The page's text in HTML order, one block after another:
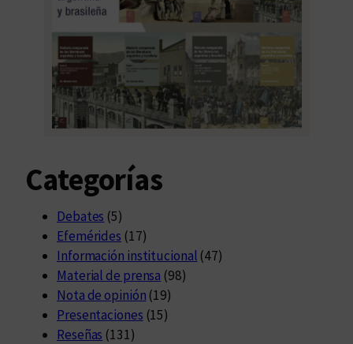
Categorías
Debates (5)
Efemérides (17)
Información institucional (47)
Material de prensa (98)
Nota de opinión (19)
Presentaciones (15)
Reseñas (131)